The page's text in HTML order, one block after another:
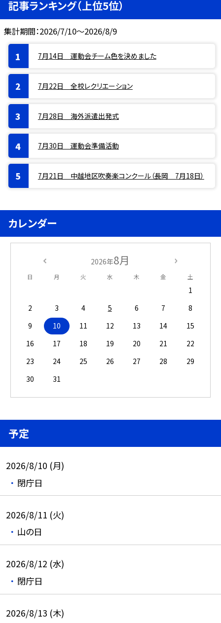
記事ランキング（上位5位）
集計期間：2026/7/10～2026/8/9
7月14日 運動会チーム色を決めました
7月22日 全校レクリエーション
7月28日 海外派遣出発式
7月30日 運動会準備活動
7月21日 中越地区吹奏楽コンクール（長岡 7月18日）
カレンダー
2026年8月
日 月 火 水 木 金 土
1
2
3 4 5 6 7
8
9
10 11 12 13 14
15
16
17 18 19 20 21
22
23
24 25 26 27 28
29
30
31
予定
2026/8/10 (月)
閉庁日
2026/8/11 (火)
山の日
2026/8/12 (水)
閉庁日
2026/8/13 (木)